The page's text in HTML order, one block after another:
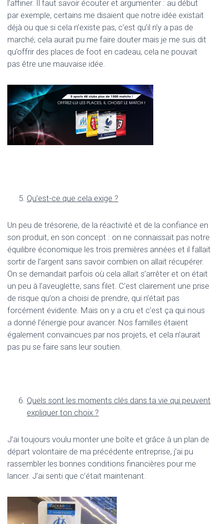
l’affiner. Il faut savoir écouter et argumenter : au début
par exemple, certains me disaient que notre idée existait
déjà ou que si cela n’existe pas, c’est qu’il n’y a pas de
marché; cela aurait pu me faire douter mais je me suis dit
qu’offrir des places de foot en cadeau, cela ne pouvait
pas être une mauvaise idée.
Qu’est-ce que cela exige ?
Un peu de trésorerie, de la réactivité et de la confiance en
son produit, en son concept : on ne connaissait pas notre
équilibre économique les trois premières années et il fallait
sortir de l’argent sans savoir combien on allait récupérer.
On se demandait parfois où cela allait s’arrêter et on était
un peu à l’aveuglette, sans filet. C’est clairement une prise
de risque qu’on a choisi de prendre, qui n’était pas
forcément évidente. Mais on y a cru et c’est ça qui nous
a donné l’énergie pour avancer. Nos familles étaient
également convaincues par nos projets, et cela n’aurait
pas pu se faire sans leur soutien.
Quels sont les moments clés dans ta vie qui peuvent
expliquer ton choix ?
J’ai toujours voulu monter une boîte et grâce à un plan de
départ volontaire de ma précédente entreprise, j’ai pu
rassembler les bonnes conditions financières pour me
lancer. J’ai senti que c’était maintenant.